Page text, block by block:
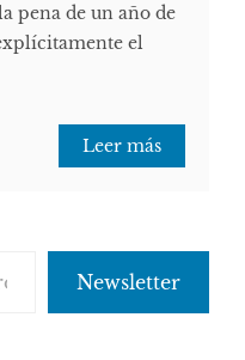
pena de un año de
el
Leer más
Newsletter